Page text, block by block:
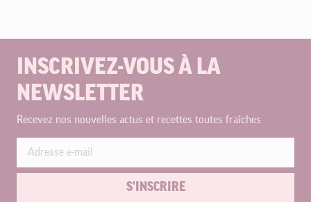
INSCRIVEZ-VOUS À LA
NEWSLETTER
Recevez nos nouvelles actus et recettes toutes fraîches
S'INSCRIRE